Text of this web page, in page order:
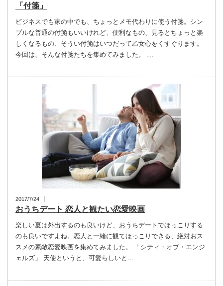
「付箋」
ビジネスでも家の中でも、ちょっとメモ代わりに使う付箋。シン
プルな普通の付箋もいいけれど、便利なもの、見るとちょっと楽
しくなるもの、そうい付箋はいつだって乙女心をくすぐります。
今回は、そんな付箋たちを集めてみました。 …
2017/7/24
おうちデート 恋人と観たい恋愛映画
楽しい夏は外出するのも良いけど、おうちデートでほっこりする
のも良いですよね。恋人と一緒に観てほっこりできる、絶対おス
スメの素敵恋愛映画を集めてみました。 「シティ・オブ・エンジ
ェルズ」 天使というと、可愛らしいと…